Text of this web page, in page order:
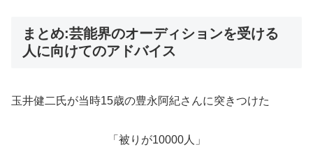
まとめ:芸能界のオーディションを受ける
人に向けてのアドバイス
玉井健二氏が当時15歳の豊永阿紀さんに突きつけた
「被りが10000人」